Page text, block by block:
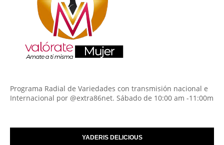
Programa Radial de Variedades con transmisión nacional e
Internacional por @extra86net. Sábado de 10:00 am -11:00m
YADERIS DELICIOUS